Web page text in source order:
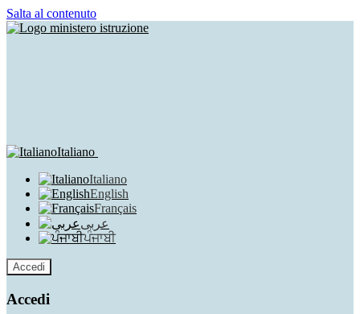
Salta al contenuto
Italiano
Italiano
English
Français
عربى
ਪੰਜਾਬੀ
Accedi
Accedi